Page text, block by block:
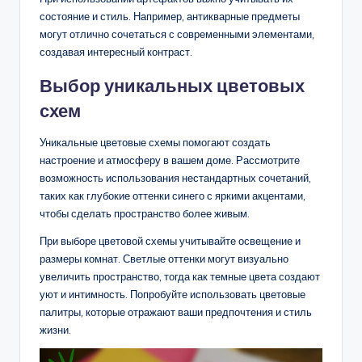
состояние и стиль. Например, антикварные предметы
могут отлично сочетаться с современными элементами,
создавая интересный контраст.
Выбор уникальных цветовых
схем
Уникальные цветовые схемы помогают создать
настроение и атмосферу в вашем доме. Рассмотрите
возможность использования нестандартных сочетаний,
таких как глубокие оттенки синего с яркими акцентами,
чтобы сделать пространство более живым.
При выборе цветовой схемы учитывайте освещение и
размеры комнат. Светлые оттенки могут визуально
увеличить пространство, тогда как темные цвета создают
уют и интимность. Попробуйте использовать цветовые
палитры, которые отражают ваши предпочтения и стиль
жизни.